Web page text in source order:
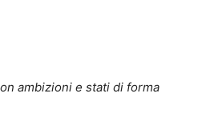
ambizioni e stati di forma